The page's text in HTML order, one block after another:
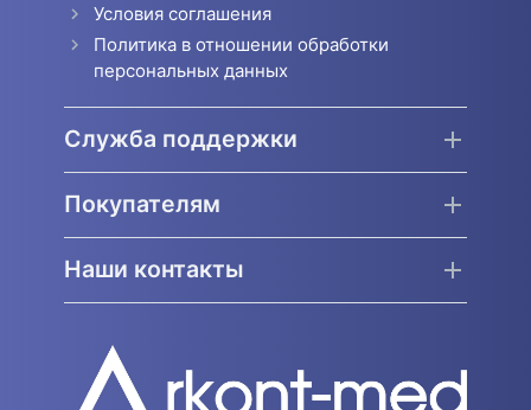
Условия соглашения
Политика в отношении обработки
персональных данных
Служба поддержки
Покупателям
Наши контакты